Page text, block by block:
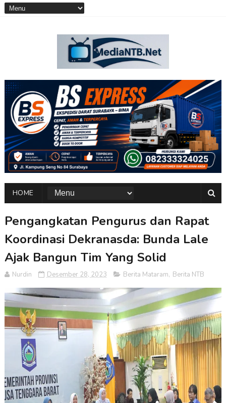
HOME
Pengangkatan Pengurus dan Rapat
Koordinasi Dekranasda: Bunda Lale
Ajak Bangun Tim Yang Solid
Nurdin Desember 28, 2023 Berita Mataram, Berita NTB